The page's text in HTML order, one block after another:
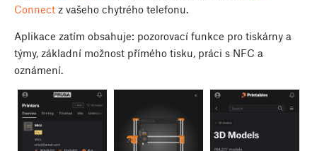
Connect z vašeho chytrého telefonu.
Aplikace zatím obsahuje: pozorovací funkce pro tiskárny a
týmy, základní možnost přímého tisku, práci s NFC a
oznámení.